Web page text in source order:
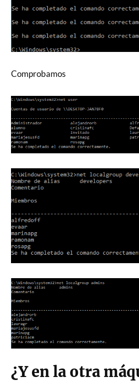
Comprobamos
¿Y en la otra